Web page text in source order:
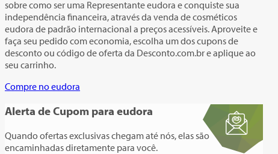
sobre como ser uma Representante eudora e conquiste sua
independência financeira, através da venda de cosméticos
eudora de padrão internacional a preços acessíveis. Aproveite e
faça seu pedido com economia, escolha um dos cupons de
desconto ou código de oferta da Desconto.com.br e aplique ao
seu carrinho.
Compre no eudora
Alerta de Cupom para eudora
Quando ofertas exclusivas chegam até nós, elas são
encaminhadas diretamente para você.